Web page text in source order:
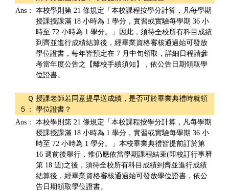
Ans：
本校學則第 21 條規定「本校課程按學分計算，凡每學期
授課授課滿 18 小時為 1 學分，實習或實驗每學期 36 小
時至 72 小時為 1 學分。」因此，須待全校所有科目成績
到齊並進行成績結算後，經畢業資格審核通過始可發放
學位證書，每年皆預定在 7 月中旬領取，詳細日程請參
考當年度公告之【離校手續須知】，依公告日期領取學
位證書。
Ｑ
５：
授課老師若同意提早送成績，是否可於畢業典禮時就領
學位證書？
Ans：
本校學則第 21 條規定「本校課程按學分計算，凡每學期
授課授課滿 18 小時為 1 學分，實習或實驗每學期 36 小
時至 72 小時為 1 學分。」本校畢業典禮皆提前訂於第
16 週前後舉行，惟仍應依當學期課程結束(即校訂行事曆
第 18 週)之後，須待全校所有科目成績到齊並進行成績
結算後，經畢業資格審核通過始可發放學位證書，依公
告日期領取學位證書。